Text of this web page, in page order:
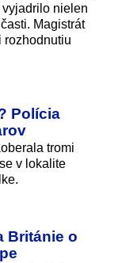
nielen
Magistrát
rozhodnutiu
Polícia
tromi
v lokalite
Británie o